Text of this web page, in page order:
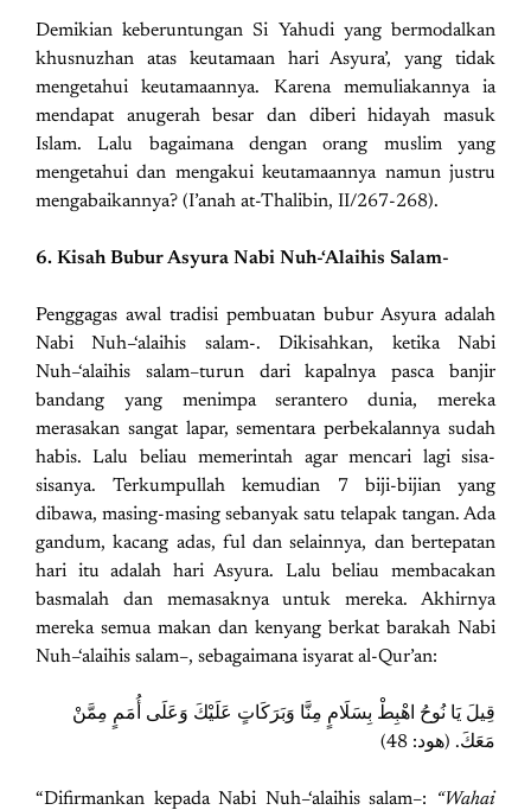
Demikian keberuntungan Si Yahudi yang bermodalkan
khusnuzhan atas keutamaan hari Asyura’, yang tidak
mengetahui keutamaannya. Karena memuliakannya ia
mendapat anugerah besar dan diberi hidayah masuk
Islam. Lalu bagaimana dengan orang muslim yang
mengetahui dan mengakui keutamaannya namun justru
mengabaikannya? (I’anah at-Thalibin, II/267-268).
6. Kisah Bubur Asyura Nabi Nuh-‘Alaihis Salam-
Penggagas awal tradisi pembuatan bubur Asyura adalah
Nabi Nuh–‘alaihis salam-. Dikisahkan, ketika Nabi
Nuh–‘alaihis salam–turun dari kapalnya pasca banjir
bandang yang menimpa serantero dunia, mereka
merasakan sangat lapar, sementara perbekalannya sudah
habis. Lalu beliau memerintah agar mencari lagi sisa-
sisanya. Terkumpullah kemudian 7 biji-bijian yang
dibawa, masing-masing sebanyak satu telapak tangan. Ada
gandum, kacang adas, ful dan selainnya, dan bertepatan
hari itu adalah hari Asyura. Lalu beliau membacakan
basmalah dan memasaknya untuk mereka. Akhirnya
mereka semua makan dan kenyang berkat barakah Nabi
Nuh–‘alaihis salam–, sebagaimana isyarat al-Qur’an:
مَعَكَ. (هود: 48)
“Difirmankan kepada Nabi Nuh–‘alaihis salam–:
“Wahai